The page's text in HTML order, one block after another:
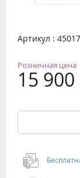
Артикул :
Розничная цена
15 900